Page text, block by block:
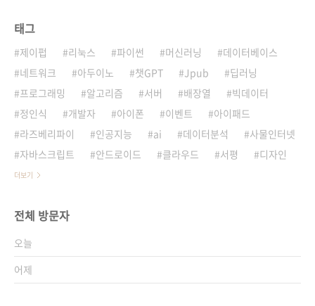
태그
제이펍 리눅스 파이썬 머신러닝
데이터베이스
네트워크
아두이노 챗GPT Jpub
딥러닝
프로그래밍
알고리즘 서버 배장열
빅데이터
정인식
개발자 아이폰 이벤트
아이패드
라즈베리파이
인공지능 ai 데이터분석
사물인터넷
자바스크립트
안드로이드 클라우드 서평 디자인
더보기
전체 방문자
오늘
어제